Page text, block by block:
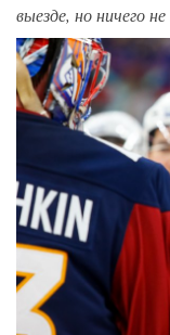
выезде, но ничего